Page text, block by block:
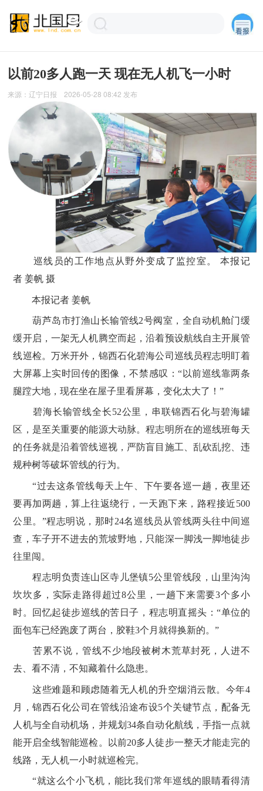
以前20多人跑一天 现在无人机飞一小时
来源：辽宁日报 2026-05-28 08:42 发布
巡线员的工作地点从野外变成了监控室。 本报记
者 姜帆 摄
本报记者 姜帆
葫芦岛市打渔山长输管线2号阀室，全自动机舱门缓
缓开启，一架无人机腾空而起，沿着预设航线自主开展管
线巡检。万米开外，锦西石化碧海公司巡线员程志明盯着
大屏幕上实时回传的图像，不禁感叹：“以前巡线靠两条
腿蹚大地，现在坐在屋子里看屏幕，变化太大了！”
碧海长输管线全长52公里，串联锦西石化与碧海罐
区，是至关重要的能源大动脉。程志明所在的巡线班每天
的任务就是沿着管线巡视，严防盲目施工、乱砍乱挖、违
规种树等破坏管线的行为。
“过去这条管线每天上午、下午要各巡一趟，夜里还
要再加两趟，算上往返绕行，一天跑下来，路程接近500
公里。”程志明说，那时24名巡线员从管线两头往中间巡
查，车子开不进去的荒坡野地，只能深一脚浅一脚地徒步
往里闯。
程志明负责连山区寺儿堡镇5公里管线段，山里沟沟
坎坎多，实际走路得超过8公里，一趟下来需要3个多小
时。回忆起徒步巡线的苦日子，程志明直摇头：“单位的
面包车已经跑废了两台，胶鞋3个月就得换新的。”
苦累不说，管线不少地段被树木荒草封死，人进不
去、看不清，不知藏着什么隐患。
这些难题和顾虑随着无人机的升空烟消云散。今年4
月，锦西石化公司在管线沿途布设5个关键节点，配备无
人机与全自动机场，并规划34条自动化航线，手指一点就
能开启全线智能巡检。以前20多人徒步一整天才能走完的
线路，无人机一小时就巡检完。
“就这么个小飞机，能比我们常年巡线的眼睛看得清